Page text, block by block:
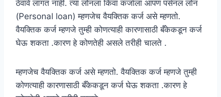
ठेवावे लागत नाही. त्या लोनला किंवा कर्जाला आपण पर्सनल लोन
(Personal loan) म्हणजेच वैयक्तिक कर्ज असे म्हणतो.
वैयक्तिक कर्ज म्हणजे तुम्ही कोणत्याही कारणासाठी बँकेकडून कर्ज
घेऊ शकता .कारण हे कोणतेही असले तरीही चालते .
म्हणजेच वैयक्तिक कर्ज असे म्हणतो. वैयक्तिक कर्ज म्हणजे तुम्ही
कोणत्याही कारणासाठी बँकेकडून कर्ज घेऊ शकता .कारण हे